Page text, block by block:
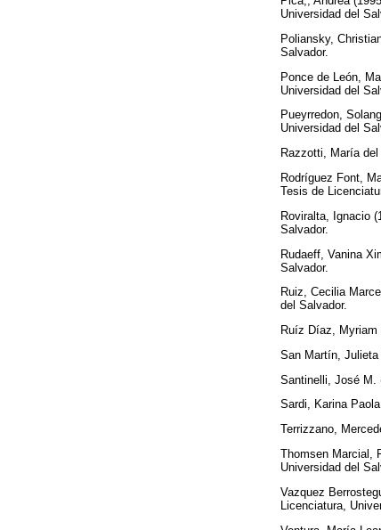
Universidad del
Poliansky,
Salvador.
Ponce de León,
Universidad del
Pueyrredon,
Universidad del
Razzotti, María del
Rodríguez Font,
Tesis de
Roviralta, Ignacio
Salvador.
Rudaeff, Vanina
Salvador.
Ruiz, Cecilia
del Salvador.
Ruíz Díaz, Myriam
San Martín, Julieta
Santinelli, José M.
Sardi, Karina Paola
Terrizzano,
Thomsen Marcial,
Universidad del
Vazquez
Licenciatura,